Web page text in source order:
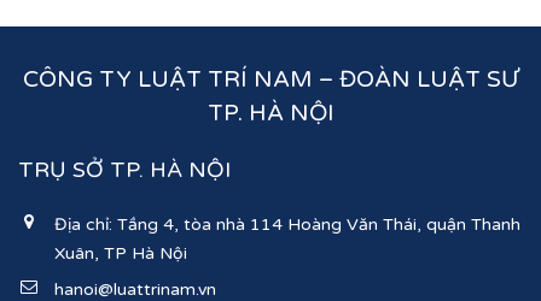
CÔNG TY LUẬT TRÍ NAM – ĐOÀN LUẬT SƯ
TP. HÀ NỘI
TRỤ SỞ TP. HÀ NỘI
Địa chỉ: Tầng 4, tòa nhà 114 Hoàng Văn Thái, quận Thanh
Xuân, TP Hà Nội
hanoi@luattrinam.vn